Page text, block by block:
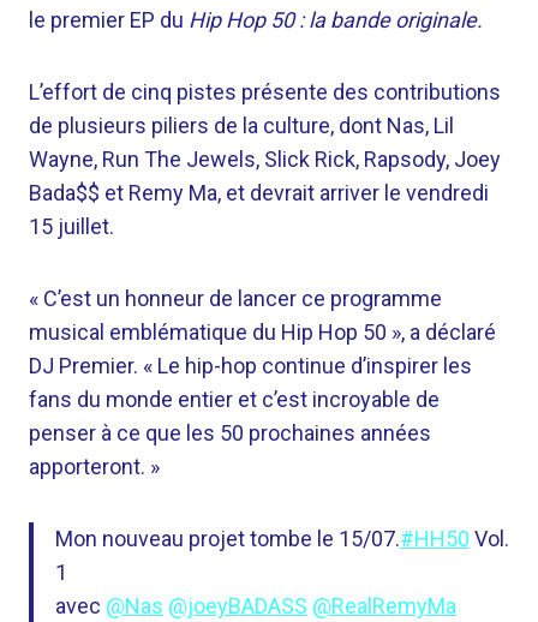
le premier EP du Hip Hop 50 : la bande originale.
L’effort de cinq pistes présente des contributions
de plusieurs piliers de la culture, dont Nas, Lil
Wayne, Run The Jewels, Slick Rick, Rapsody, Joey
Bada$$ et Remy Ma, et devrait arriver le vendredi
15 juillet.
« C’est un honneur de lancer ce programme
musical emblématique du Hip Hop 50 », a déclaré
DJ Premier. « Le hip-hop continue d’inspirer les
fans du monde entier et c’est incroyable de
penser à ce que les 50 prochaines années
apporteront. »
Mon nouveau projet tombe le 15/07.#HH50 Vol.
1
avec @Nas @joeyBADASS @RealRemyMa